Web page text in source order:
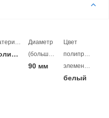
Материал
Полипропилен
Диаметр
(больший)
90 мм
Цвет
элементов
белый